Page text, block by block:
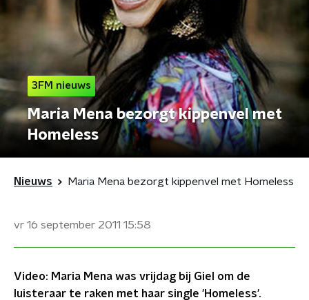
3FM nieuws
Maria Mena bezorgt kippenvel met
Homeless
Nieuws Maria Mena bezorgt kippenvel met Homeless
vr 16 september 2011 15:58
Video: Maria Mena was vrijdag bij Giel om de
luisteraar te raken met haar single 'Homeless'.